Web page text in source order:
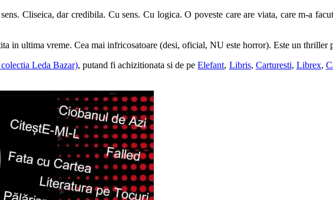
Cliseica, dar credibila. Cu sens. Cu logica. O poveste care are viata, care m-a
in ultima vreme. Cea mai infricosatoare (desi, oficial, NU este horror). Este un
Leda Bazar), putand fi achizitionata si de peElefant, Libris, Carturesti, Librex,